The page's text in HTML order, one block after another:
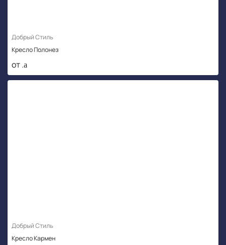
Добрый Стиль
Кресло Полонез
от .
Добрый Стиль
Кресло Кармен